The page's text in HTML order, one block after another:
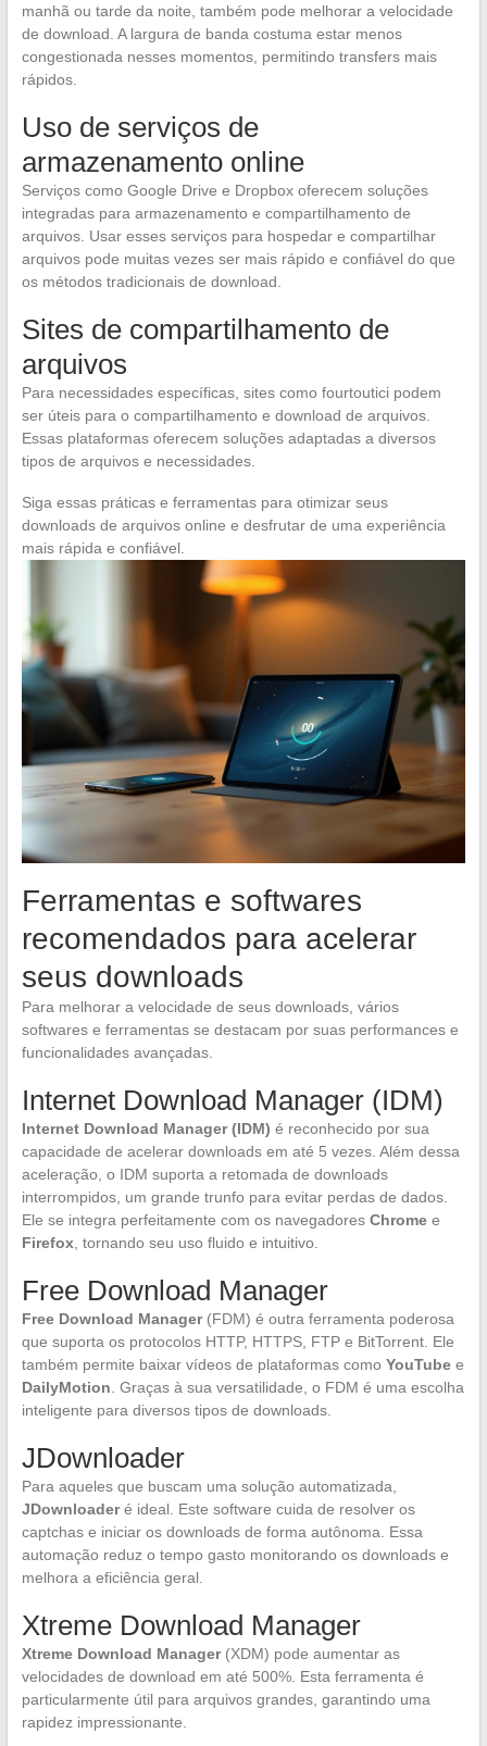
manhã ou tarde da noite, também pode melhorar a velocidade
de download. A largura de banda costuma estar menos
congestionada nesses momentos, permitindo transfers mais
rápidos.
Uso de serviços de
armazenamento online
Serviços como Google Drive e Dropbox oferecem soluções
integradas para armazenamento e compartilhamento de
arquivos. Usar esses serviços para hospedar e compartilhar
arquivos pode muitas vezes ser mais rápido e confiável do que
os métodos tradicionais de download.
Sites de compartilhamento de
arquivos
Para necessidades específicas, sites como fourtoutici podem
ser úteis para o compartilhamento e download de arquivos.
Essas plataformas oferecem soluções adaptadas a diversos
tipos de arquivos e necessidades.
Siga essas práticas e ferramentas para otimizar seus
downloads de arquivos online e desfrutar de uma experiência
mais rápida e confiável.
Ferramentas e softwares
recomendados para acelerar
seus downloads
Para melhorar a velocidade de seus downloads, vários
softwares e ferramentas se destacam por suas performances e
funcionalidades avançadas.
Internet Download Manager (IDM)
Internet Download Manager (IDM) é reconhecido por sua
capacidade de acelerar downloads em até 5 vezes. Além dessa
aceleração, o IDM suporta a retomada de downloads
interrompidos, um grande trunfo para evitar perdas de dados.
Ele se integra perfeitamente com os navegadores Chromee
Firefox, tornando seu uso fluido e intuitivo.
Free Download Manager
Free Download Manager(FDM) é outra ferramenta poderosa
que suporta os protocolos HTTP, HTTPS, FTP e BitTorrent. Ele
também permite baixar vídeos de plataformas como YouTubee
DailyMotion. Graças à sua versatilidade, o FDM é uma escolha
inteligente para diversos tipos de downloads.
JDownloader
Para aqueles que buscam uma solução automatizada,
JDownloaderé ideal. Este software cuida de resolver os
captchas e iniciar os downloads de forma autônoma. Essa
automação reduz o tempo gasto monitorando os downloads e
melhora a eficiência geral.
Xtreme Download Manager
Xtreme Download Manager(XDM) pode aumentar as
velocidades de download em até 500%. Esta ferramenta é
particularmente útil para arquivos grandes, garantindo uma
rapidez impressionante.